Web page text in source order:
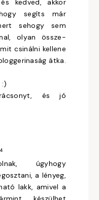
kedved, akkor
segíts már
sehogy sem
olyan össze-
csinálni kellene
átka.
és jó
úgyhogy
a lényeg,
lakk, amivel a